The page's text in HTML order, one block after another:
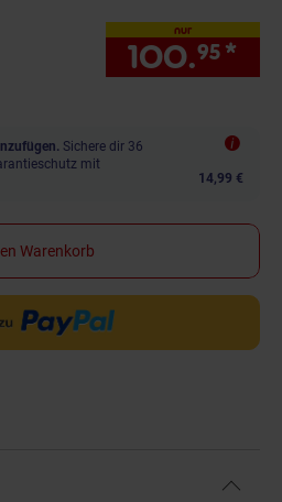
nur
100.95 *
Sichere dir 36
mit
14,99 €
Warenkorb